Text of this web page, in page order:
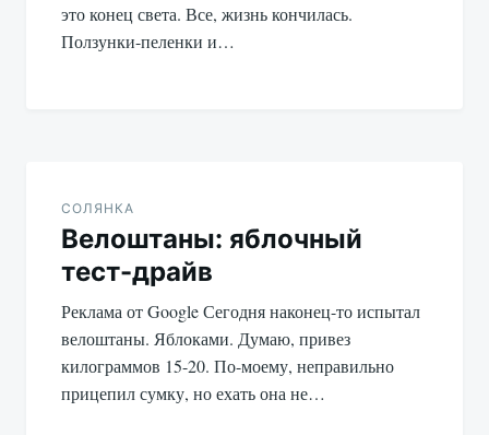
это конец света. Все, жизнь кончилась.
Ползунки-пеленки и…
СОЛЯНКА
Велоштаны: яблочный
тест-драйв
Реклама от Google Сегодня наконец-то испытал
велоштаны. Яблоками. Думаю, привез
килограммов 15-20. По-моему, неправильно
прицепил сумку, но ехать она не…